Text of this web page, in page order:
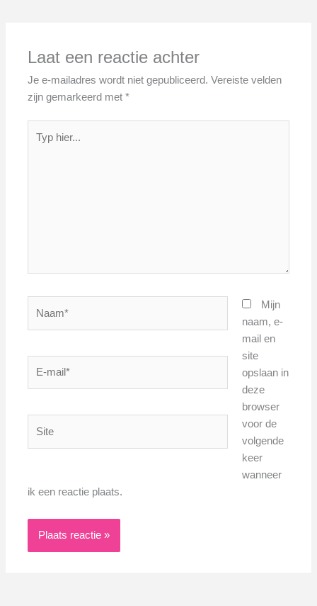
Laat een reactie achter
Je e-mailadres wordt niet gepubliceerd. Vereiste velden
zijn gemarkeerd met*
hier...
Mijn
naam, e-
mail en
site
opslaan in
deze
browser
voor de
volgende
keer
wanneer
ik een reactie plaats.